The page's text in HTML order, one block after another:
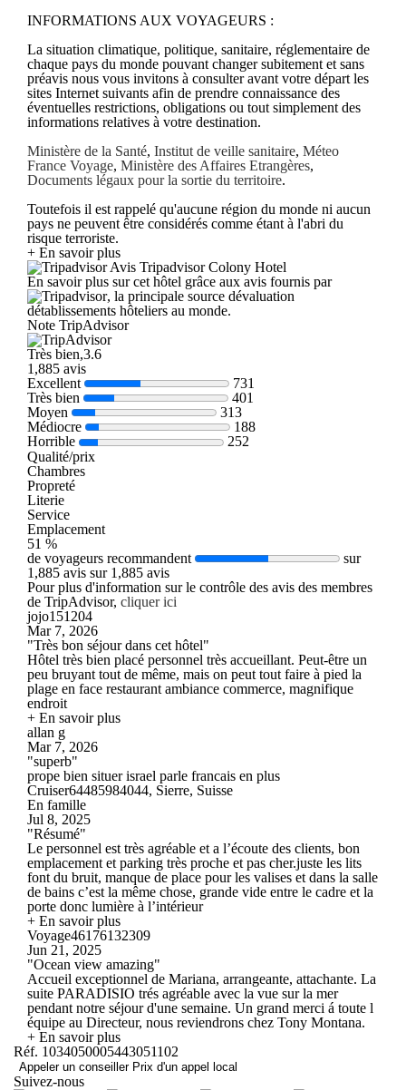
INFORMATIONS AUX VOYAGEURS :
La situation climatique, politique, sanitaire, réglementaire de
chaque pays du monde pouvant changer subitement et sans
préavis nous vous invitons à consulter avant votre départ les
sites Internet suivants afin de prendre connaissance des
éventuelles restrictions, obligations ou tout simplement des
informations relatives à votre destination.
Ministère de la Santé, Institut de veille sanitaire, Méteo
France Voyage, Ministère des Affaires Etrangères,
Documents légaux pour la sortie du territoire.
Toutefois il est rappelé qu'aucune région du monde ni aucun
pays ne peuvent être considérés comme étant à l'abri du
risque terroriste.
+ En savoir plus
Avis Tripadvisor Colony Hotel
En savoir plus sur cet hôtel grâce aux avis fournis par
, la principale source dévaluation
détablissements hôteliers au monde.
Note TripAdvisor
Très bien,3.6
1,885 avis
Excellent
731
Très bien
401
Moyen
313
Médiocre
188
Horrible
252
Qualité/prix
Chambres
Propreté
Literie
Service
Emplacement
51 %
de voyageurs recommandent
sur
1,885 avis sur 1,885 avis
Pour plus d'information sur le contrôle des avis des membres
de TripAdvisor, cliquer ici
jojo151204
Mar 7, 2026
"Très bon séjour dans cet hôtel"
Hôtel très bien placé personnel très accueillant. Peut-être un
peu bruyant tout de même, mais on peut tout faire à pied la
plage en face restaurant ambiance commerce, magnifique
endroit
+ En savoir plus
allan g
Mar 7, 2026
"superb"
prope bien situer israel parle francais en plus
Cruiser64485984044, Sierre, Suisse
En famille
Jul 8, 2025
"Résumé"
Le personnel est très agréable et a l’écoute des clients, bon
emplacement et parking très proche et pas cher.juste les lits
font du bruit, manque de place pour les valises et dans la salle
de bains c’est la même chose, grande vide entre le cadre et la
porte donc lumière à l’intérieur
+ En savoir plus
Voyage46176132309
Jun 21, 2025
"Ocean view amazing"
Accueil exceptionnel de Mariana, arrangeante, attachante. La
suite PARADISIO trés agréable avec la vue sur la mer
pendant notre séjour d'une semaine. Un grand merci á toute l
équipe au Directeur, nous reviendrons chez Tony Montana.
+ En savoir plus
Réf. 1034050005443051102
Appeler un conseiller Prix d'un appel local
Suivez-nous